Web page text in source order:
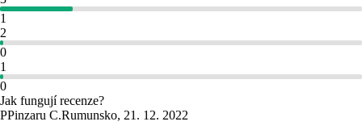
1
2
0
1
0
Jak fungují recenze?
PPinzaru C.Rumunsko, 21. 12. 2022